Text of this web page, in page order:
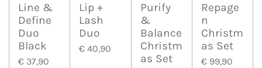
Line &
Define
Duo
Black
€ 37,90
Lip +
Lash
Duo
€ 40,90
Purify
&
Balance
Christm
as Set
Repage
n
Christm
as Set
€ 99,90